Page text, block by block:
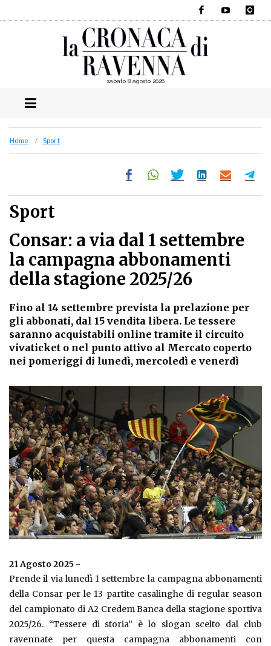
sabato 8 agosto 2026
Home Sport
Sport
Consar: a via dal 1 settembre
la campagna abbonamenti
della stagione 2025/26
Fino al 14 settembre prevista la prelazione per
gli abbonati, dal 15 vendita libera. Le tessere
saranno acquistabili online tramite il circuito
vivaticket o nel punto attivo al Mercato coperto
nei pomeriggi di lunedì, mercoledì e venerdì
21 Agosto 2025 -
Prende il via lunedì 1 settembre la campagna abbonamenti
della Consar per le 13 partite casalinghe di regular season
del campionato di A2 Credem Banca della stagione sportiva
2025/26. “Tessere di storia” è lo slogan scelto dal club
ravennate per questa campagna abbonamenti con